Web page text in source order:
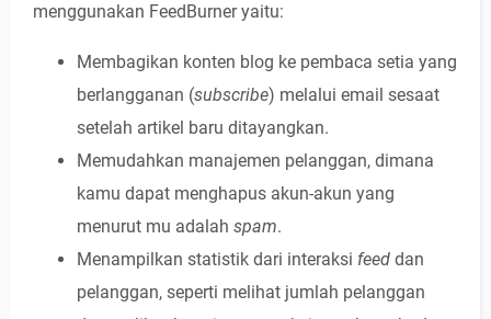
menggunakan FeedBurner yaitu:
Membagikan konten blog ke pembaca setia yang
berlangganan (subscribe) melalui email sesaat
setelah artikel baru ditayangkan.
Memudahkan manajemen pelanggan, dimana
kamu dapat menghapus akun-akun yang
menurut mu adalah spam.
Menampilkan statistik dari interaksi feed dan
pelanggan, seperti melihat jumlah pelanggan